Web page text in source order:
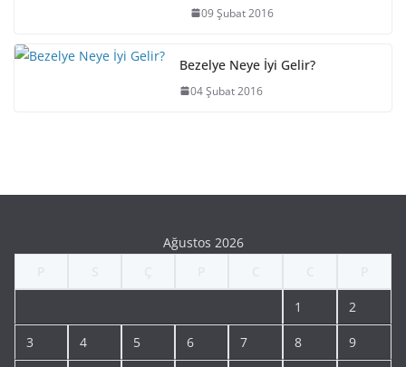
09 Şubat 2016
Bezelye Neye İyi Gelir?
04 Şubat 2016
Ağustos 2026
1 2
3 4 5 6 7 8 9